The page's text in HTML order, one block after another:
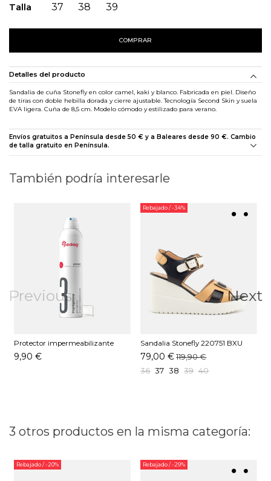
Talla 37 38 39
COMPRAR
Detalles del producto
Sandalia de cuña Stonefly en color camel, kaki y blanco. Fabricada en piel. Diseño
de tiras con doble hebilla dorada y cierre ajustable. Tecnología Second Skin y suela
EVA ligera. Cuña de 8,5 cm. Modelo cómodo y estilizado para verano.
Envíos gratuitos a Península desde 50 € y a Baleares desde 90 €. Cambio
de talla gratuito en Península.
También podría interesarle
Previous
Protector impermeabilizante
Pedag 250 ML
9,90 €
Rebajado/ -34%
Sandalia Stonefly 220751 BXU
Negro
79,00 € 119,90 €
36 37 38 39 40
Next
3 otros productos en la misma categoría:
Rebajado/ -20% Rebajado/ -29%